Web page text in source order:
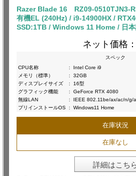
Razer Blade 16 RZ09-0510TJN3-
有機EL (240Hz) / i9-14900HX /
SSD:1TB / Windows 11 Home / 日
ネット価格：
スペック
CPU名称
:
Intel Core i9
メモリ（標準）
:
32GB
ディスプレイサイズ
:
16型
グラフィック機能
:
GeForce RTX 4080
無線LAN
:
IEEE 802.11be/ax/ac/n/g/
プリインストールOS : Windows11 Home
在庫状況
在庫なし
詳細はこち